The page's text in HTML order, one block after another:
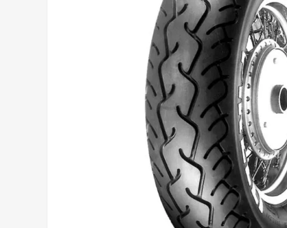
AIROH
BOTAS